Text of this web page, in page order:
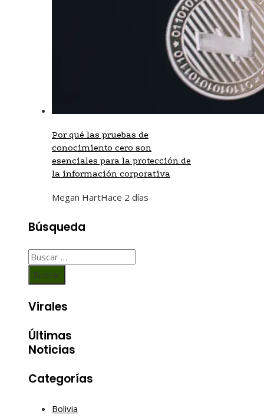
Por qué las pruebas de
conocimiento cero son
esenciales para la protección de
la información corporativa
Megan HartHace 2 días
Búsqueda
Buscar:
Virales
Últimas
Noticias
Categorías
Bolivia